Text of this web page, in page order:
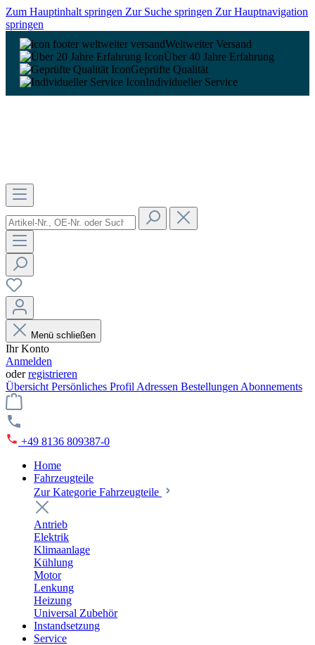
Zum Hauptinhalt springen Zur Suche springen Zur Hauptnavigation
springen
Weltweiter Versand
Über 40 Jahre Erfahrung
Geprüfte Qualität
Individueller Service
Menü schließen
Ihr Konto
Anmelden
oderregistrieren
Übersicht Persönliches Profil Adressen Bestellungen Abonnements
+49 8136 809387-0
Home
Fahrzeugteile
Zur Kategorie Fahrzeugteile
Antrieb
Elektrik
Klimaanlage
Kühlung
Motor
Lenkung
Heizung
Universal Zubehör
Instandsetzung
Service